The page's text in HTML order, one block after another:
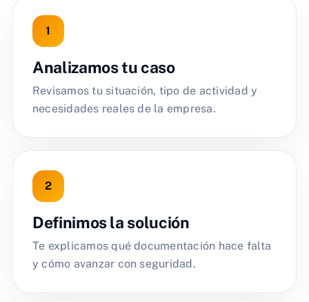
Analizamos tu caso
Revisamos tu situación, tipo de actividad y
necesidades reales de la empresa.
Definimos la solución
Te explicamos qué documentación hace falta
y cómo avanzar con seguridad.